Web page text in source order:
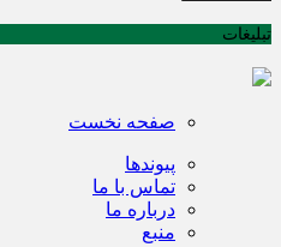
تبلیغات
صفحه نخست
پیوندها
تماس با ما
درباره ما
منبع